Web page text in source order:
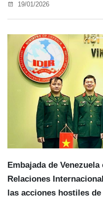
19/01/2026
Embajada de
Relaciones
las acciones hostiles de